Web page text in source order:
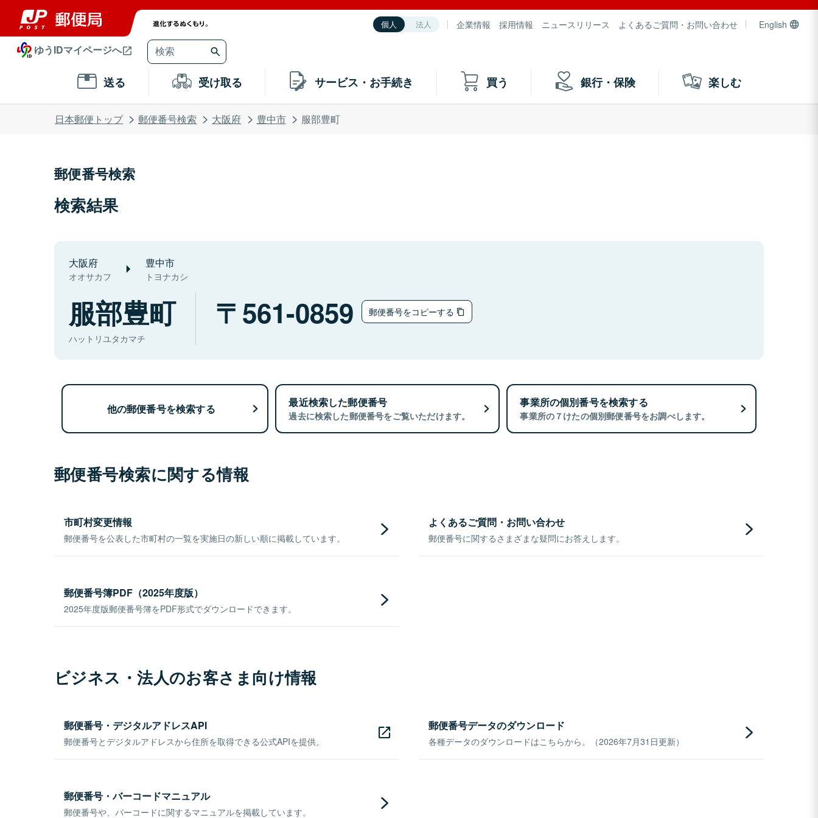
個人 法人 企業情報 採用情報 ニュースリリース よくあるご質問・お問い合わせ English
ゆうIDマイページへ
送る 受け取る サービス・お手続き 買う 銀行・保険 楽しむ
日本郵便トップ 郵便番号検索 大阪府 豊中市 服部豊町
郵便番号検索
検索結果
大阪府
オオサカフ
豊中市
トヨナカシ
服部豊町
ハットリユタカマチ
561-0859 郵便番号をコピーする
他の郵便番号を検索する 最近検索した郵便番号
過去に検索した郵便番号をご覧いただけます。
事業所の個別番号を検索する
事業所の７けたの個別郵便番号をお調べします。
郵便番号検索に関する情報
市町村変更情報
郵便番号を公表した市町村の一覧を実施日の新しい順に掲載しています。
よくあるご質問・お問い合わせ
郵便番号に関するさまざまな疑問にお答えします。
郵便番号簿PDF（2025年度版）
2025年度版郵便番号簿をPDF形式でダウンロードできます。
ビジネス・法人のお客さま向け情報
郵便番号・デジタルアドレスAPI
郵便番号とデジタルアドレスから住所を取得できる公式APIを提供。
郵便番号データのダウンロード
各種データのダウンロードはこちらから。（2026年7月31日更新）
郵便番号・バーコードマニュアル
郵便番号や、バーコードに関するマニュアルを掲載しています。